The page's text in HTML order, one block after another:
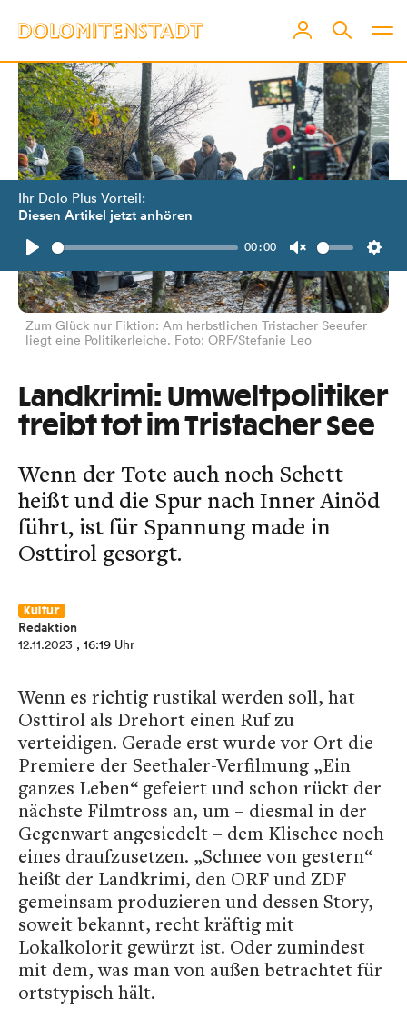
Ihr Dolo Plus Vorteil:
Diesen Artikel jetzt anhören
Play
00:00
Unmute
Zum Glück nur Fiktion: Am herbstlichen Tristacher Seeufer
liegt eine Politikerleiche. Foto: ORF/Stefanie Leo
Landkrimi: Umweltpolitiker
treibt tot im Tristacher See
Wenn der Tote auch noch Schett
heißt und die Spur nach Inner Ainöd
führt, ist für Spannung made in
Osttirol gesorgt.
Kultur
Redaktion
12.11.2023 , 16:19 Uhr
Wenn es richtig rustikal werden soll, hat
Osttirol als Drehort einen Ruf zu
verteidigen. Gerade erst wurde vor Ort die
Premiere der Seethaler-Verfilmung „Ein
ganzes Leben“ gefeiert und schon rückt der
nächste Filmtross an, um – diesmal in der
Gegenwart angesiedelt – dem Klischee noch
eines draufzusetzen. „Schnee von gestern“
heißt der Landkrimi, den ORF und ZDF
gemeinsam produzieren und dessen Story,
soweit bekannt, recht kräftig mit
Lokalkolorit gewürzt ist. Oder zumindest
mit dem, was man von außen betrachtet für
ortstypisch hält.